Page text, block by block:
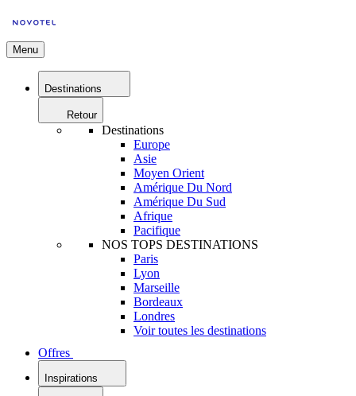
Menu
Destinations
Retour
Destinations
Europe
Asie
Moyen Orient
Amérique Du Nord
Amérique Du Sud
Afrique
Pacifique
NOS TOPS DESTINATIONS
Paris
Lyon
Marseille
Bordeaux
Londres
Voir toutes les destinations
Offres
Inspirations